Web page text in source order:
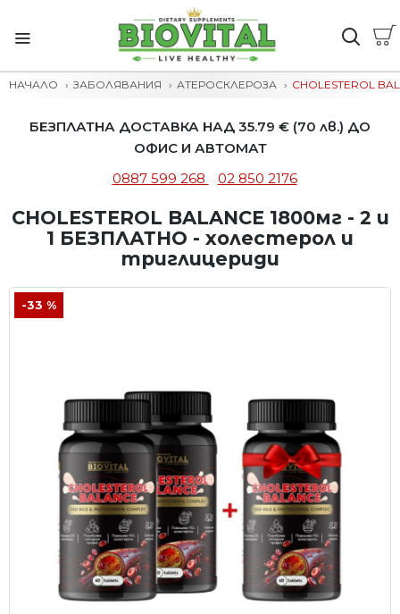
НАЧАЛО ЗАБОЛЯВАНИЯ АТЕРОСКЛЕРОЗА CHOLESTEROL
БЕЗПЛАТНА ДОСТАВКА НАД 35.79 € (70 лв.) ДО
ОФИС И АВТОМАТ
0887 599 268
02 850 2176
CHOLESTEROL BALANCE 1800мг - 2 и
1 БЕЗПЛАТНО - холестерол и
триглицериди
-33 %